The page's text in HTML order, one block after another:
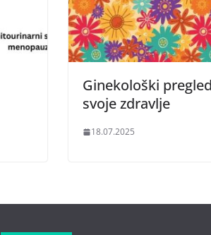
Ginekološki
svoje zdravlje
18.07.2025